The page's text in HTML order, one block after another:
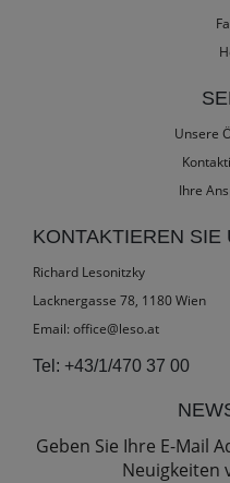
Unsere
Ihre
KONTAKTIEREN SIE
Richard Lesonitzky
Lacknergasse 78, 1180 Wien
Email: office@leso.at
Tel: +43/1/470 37 00
Geben Sie Ihre E-Mail
Neuigkeiten